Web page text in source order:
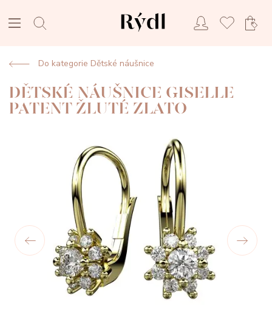
Do kategorie Dětské náušnice
DĚTSKÉ NÁUŠNICE GISELLE
PATENT ŽLUTÉ ZLATO